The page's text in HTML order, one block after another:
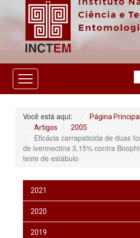
O
Você está aqui: Página Principal
Artigos 2005
Eficácia carrapaticida de duas
de ivermectina 3,15% contra
teste de estábulo
2021
2020
2019